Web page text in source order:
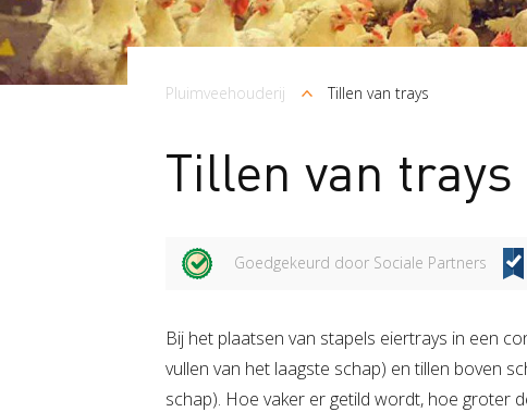
Kruimelpad
Pluimveehouderij Tillen van trays
Tillen van trays
Goedgekeurd door Sociale Partners
Bij het plaatsen van stapels eiertrays in een
vullen van het laagste schap) en tillen boven
schap). Hoe vaker er getild wordt, hoe groter